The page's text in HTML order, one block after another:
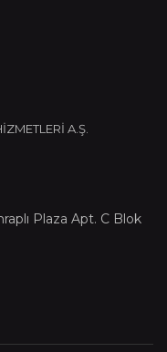
A.Ş.
Plaza Apt. C Blok